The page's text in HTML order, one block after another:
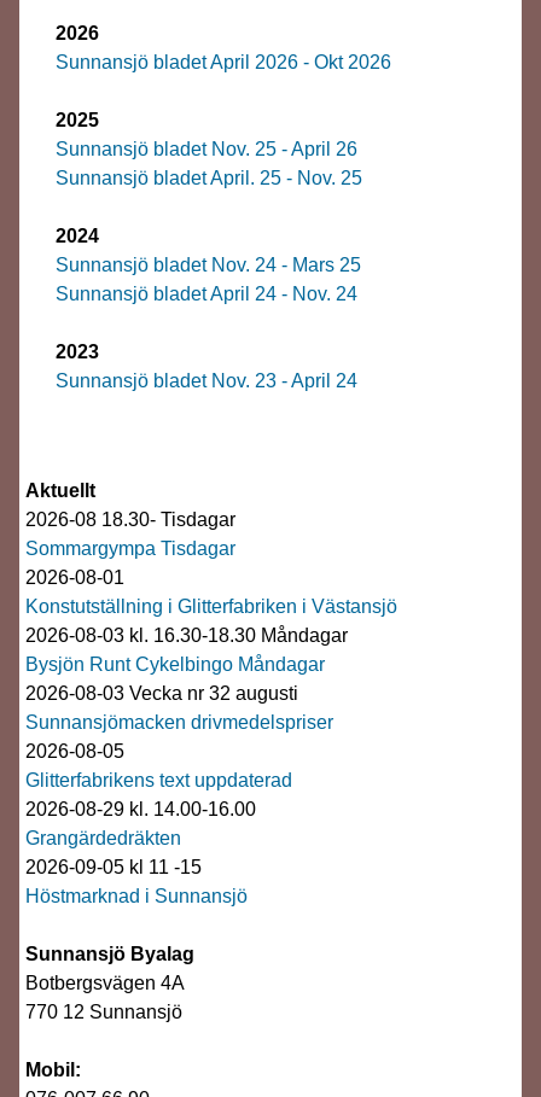
2026
Sunnansjö bladet April 2026 - Okt 2026
2025
Sunnansjö bladet Nov. 25 - April 26
Sunnansjö bladet April. 25 - Nov. 25
2024
Sunnansjö bladet Nov. 24 - Mars 25
Sunnansjö bladet April 24 - Nov. 24
2023
Sunnansjö bladet Nov. 23 - April 24
Aktuellt
2026-08 18.30- Tisdagar
Sommargympa Tisdagar
2026-08-01
Konstutställning i Glitterfabriken i Västansjö
2026-08-03 kl. 16.30-18.30 Måndagar
Bysjön Runt Cykelbingo Måndagar
2026-08-03 Vecka nr 32 augusti
Sunnansjömacken drivmedelspriser
2026-08-05
Glitterfabrikens text uppdaterad
2026-08-29 kl. 14.00-16.00
Grangärdedräkten
2026-09-05 kl 11 -15
Höstmarknad i Sunnansjö
Sunnansjö Byalag
Botbergsvägen 4A
770 12 Sunnansjö
Mobil: